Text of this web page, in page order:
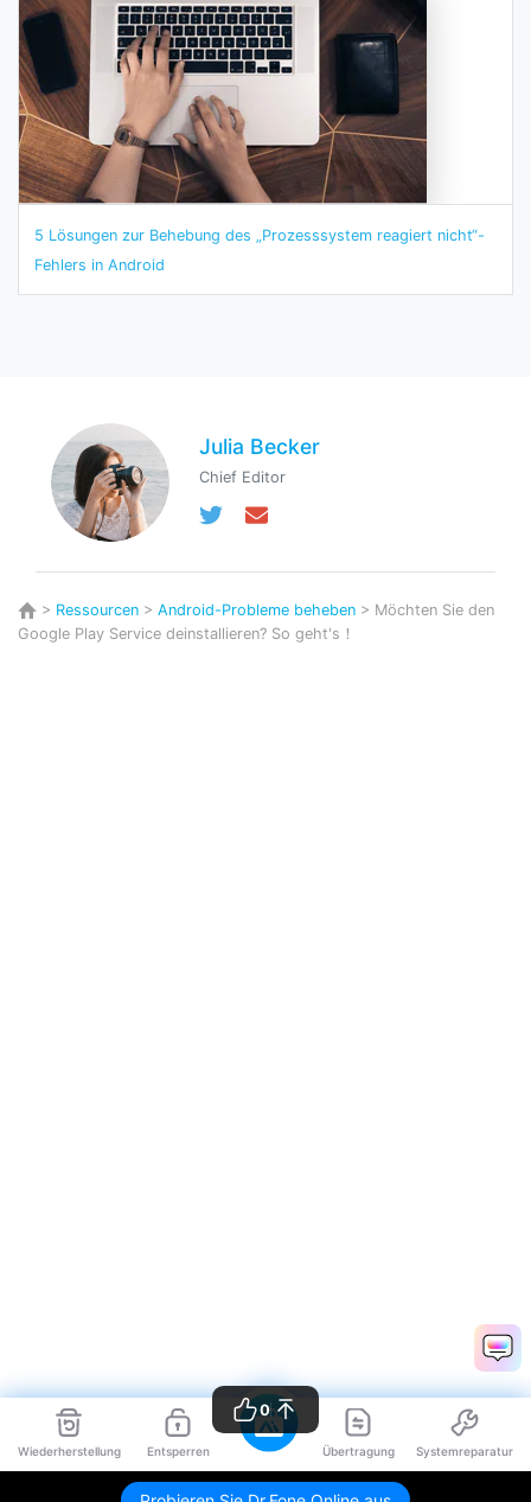
Wiederherstellung Entsperren Übertragung Systemreparatur
5 Lösungen zur Behebung des „Prozesssystem reagiert nicht“-
Fehlers in Android
Julia Becker
Chief Editor
> Ressourcen > Android-Probleme beheben > Möchten Sie den
Google Play Service deinstallieren? So geht's！
0